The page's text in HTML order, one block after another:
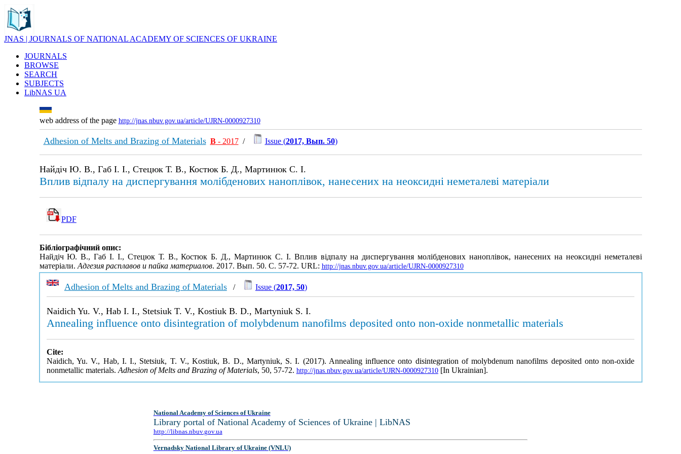
JNAS | JOURNALS OF NATIONAL ACADEMY OF SCIENCES OF UKRAINE
JOURNALS
BROWSE
SEARCH
SUBJECTS
LibNAS UA
web address of the page http://jnas.nbuv.gov.ua/article/UJRN-0000927310
Adhesion of Melts and Brazing of Materials В- 2017/ Issue (2017, Вып. 50)
Найдіч Ю. В., Габ І. І., Стецюк Т. В., Костюк Б. Д., Мартинюк С. І.
Вплив відпалу на диспергування молібденових наноплівок, нанесених на неоксидні неметалеві матеріали
PDF
Бібліографічний опис:
Найдіч Ю. В., Габ І. І., Стецюк Т. В., Костюк Б. Д., Мартинюк С. І. Вплив відпалу на диспергування молібденових наноплівок, нанесених на неоксидні неметалеві
матеріали.Адгезия расплавов и пайка материалов. 2017. Вып. 50. С. 57-72. URL: http://jnas.nbuv.gov.ua/article/UJRN-0000927310
Adhesion of Melts and Brazing of Materials/ Issue (2017, 50)
Naidich Yu. V., Hab I. I., Stetsiuk T. V., Kostiuk B. D., Martyniuk S. I.
Annealing influence onto disintegration of molybdenum nanofilms deposited onto non-oxide nonmetallic materials
Cite:
Naidich, Yu. V., Hab, I. I., Stetsiuk, T. V., Kostiuk, B. D., Martyniuk, S. I. (2017). Annealing influence onto disintegration of molybdenum nanofilms deposited onto non-oxide
nonmetallic materials. Adhesion of Melts and Brazing of Materials, 50, 57-72. http://jnas.nbuv.gov.ua/article/UJRN-0000927310[In Ukrainian].
National Academy of Sciences of Ukraine
Library portal of National Academy of Sciences of Ukraine | LibNAS
http://libnas.nbuv.gov.ua
Vernadsky National Library of Ukraine (VNLU)